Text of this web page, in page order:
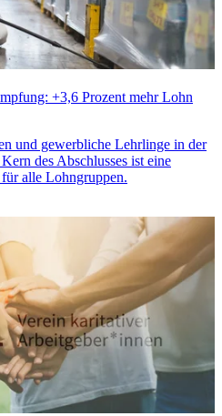
+3,6 Prozent mehr Lohn
und gewerbliche Lehrlinge in der
des Abschlusses ist eine
alle Lohngruppen.